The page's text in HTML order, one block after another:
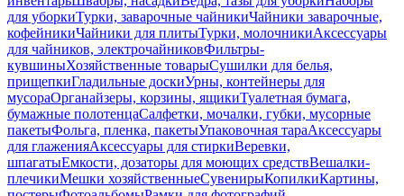
для уборкиТурки, заварочные чайникиЧайники заварочные,
кофейникиЧайники для плитыТурки, молочникиАксессуары
для чайников, электрочайниковФильтры-
кувшиныХозяйственные товарыСушилки для белья,
прищепкиГладильные доскиУрны, контейнеры для
мусораОрганайзеры, корзины, ящикиТуалетная бумага,
бумажные полотенцаСалфетки, мочалки, губки, мусорные
пакетыФольга, пленка, пакетыУпаковочная тараАксессуары
для глаженияАксессуары для стиркиВеревки,
шпагатыЕмкости, дозаторы для моющих средствВешалки-
плечикиМешки хозяйственныеСувенирыКопилкиКартины,